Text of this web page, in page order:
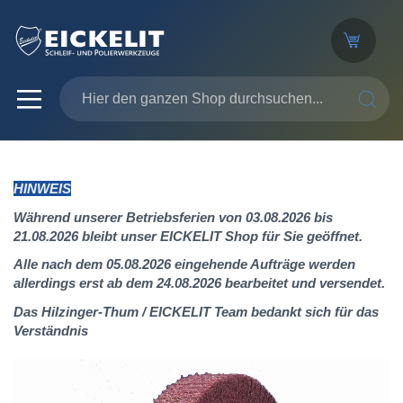
SUCHE
HINWEIS
Während unserer Betriebsferien von 03.08.2026 bis
21.08.2026 bleibt unser EICKELIT Shop für Sie geöffnet.
Alle nach dem 05.08.2026 eingehende Aufträge werden
allerdings erst ab dem 24.08.2026 bearbeitet und versendet.
Das Hilzinger-Thum / EICKELIT Team bedankt sich für das
Verständnis